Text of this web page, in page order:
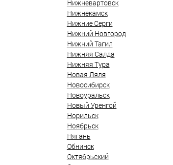
Нижневартовск
Нижнекамск
Нижние Серги
Нижний Новгород
Нижний Тагил
Нижняя Салда
Нижняя Тура
Новая Ляля
Новосибирск
Новоуральск
Новый Уренгой
Норильск
Ноябрьск
Нягань
Обнинск
Октябрьский